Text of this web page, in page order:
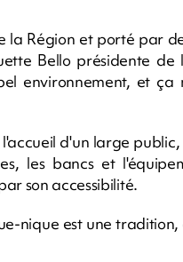
Région et porté par
Bello présidente
environnement, et
d'un large
les bancs et
son accessibilité.
nique est une